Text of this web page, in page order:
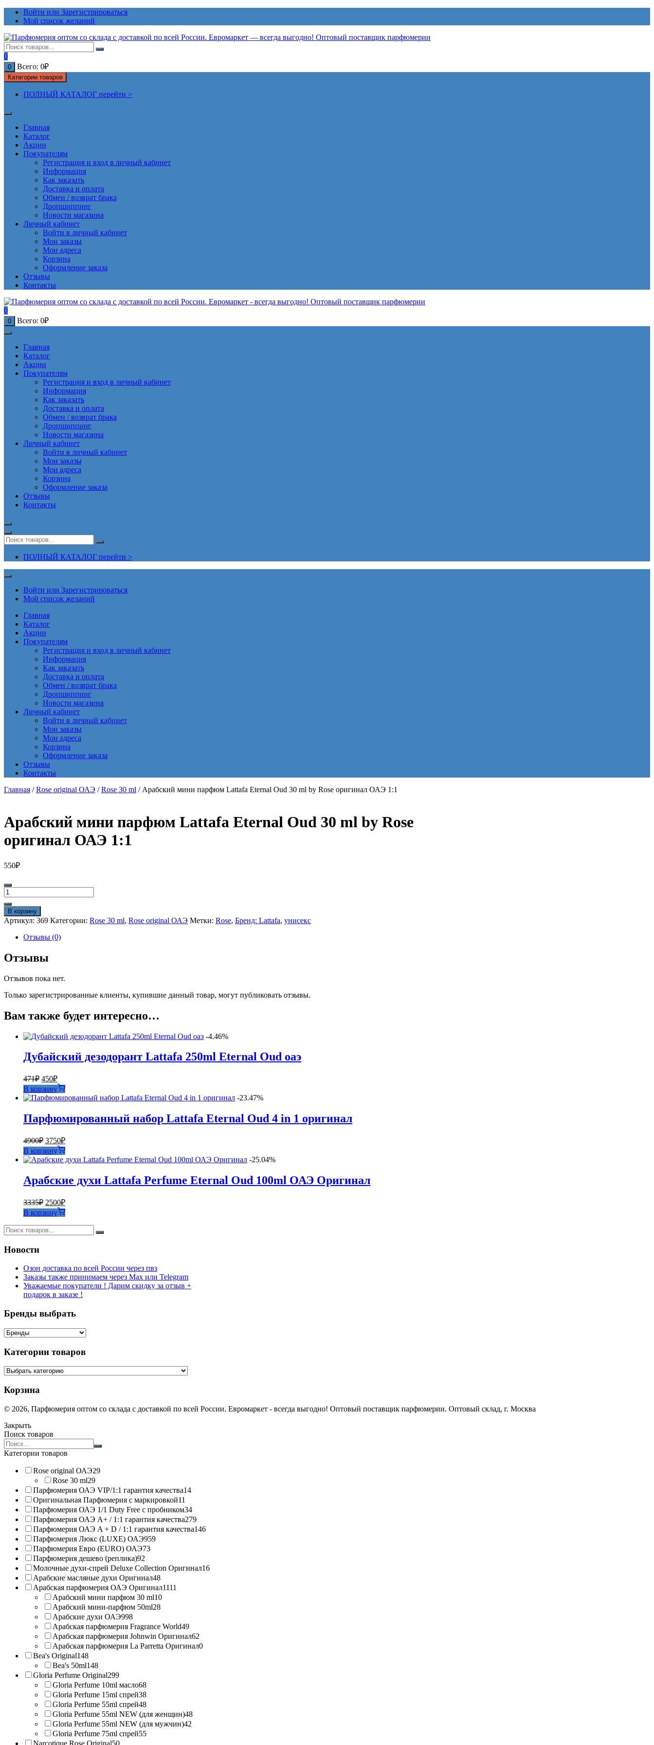
ПерейтиВойти или Зарегистрироваться
Мой список желаний
0
0 Всего: 0₽
Категории товаров
ПОЛНЫЙ КАТАЛОГ перейти >
Главная
Каталог
Акции
Покупателям
Регистрация и вход в личный кабинет
Информация
Как заказать
Доставка и оплата
Обмен / возврат брака
Дропшиппинг
Новости магазина
Личный кабинет
Войти в личный кабинет
Мои заказы
Мои адреса
Корзина
Оформление заказа
Отзывы
Контакты
0
0 Всего: 0₽
Главная
Каталог
Акции
Покупателям
Регистрация и вход в личный кабинет
Информация
Как заказать
Доставка и оплата
Обмен / возврат брака
Дропшиппинг
Новости магазина
Личный кабинет
Войти в личный кабинет
Мои заказы
Мои адреса
Корзина
Оформление заказа
Отзывы
Контакты
ПОЛНЫЙ КАТАЛОГ перейти >
Войти или Зарегистрироваться
Мой список желаний
Главная
Каталог
Акции
Покупателям
Регистрация и вход в личный кабинет
Информация
Как заказать
Доставка и оплата
Обмен / возврат брака
Дропшиппинг
Новости магазина
Личный кабинет
Войти в личный кабинет
Мои заказы
Мои адреса
Корзина
Оформление заказа
Отзывы
Контакты
Главная /Rose original ОАЭ /Rose 30 ml / Арабский мини парфюм Lattafa Eternal Oud 30 ml by Rose оригинал ОАЭ 1:1
Арабский мини парфюм Lattafa Eternal Oud 30 ml by Rose
оригинал ОАЭ 1:1
550₽
Количество
товара
Арабский
мини
парфюм
Lattafa
Eternal
Oud
30
by
оригинал
1:1
В корзину
Артикул: 369 Категории: Rose 30 ml, Rose original ОАЭ Метки: Rose, Бренд: Lattafa, унисекс
Отзывы (0)
Отзывы
Отзывов пока нет.
Только зарегистрированные клиенты, купившие данный товар, могут публиковать отзывы.
Вам также будет интересно…
-4.46%
Дубайский дезодорант Lattafa 250ml Eternal Oud оаэ
471₽ Первоначальная
цена
составляла
471₽.
450₽Текущая
цена:
450₽.
В корзину
-23.47%
Парфюмированный набор Lattafa Eternal Oud 4 in 1 оригинал
4900₽ Первоначальная
цена
составляла
4900₽.
3750₽Текущая
цена:
3750₽.
В корзину
-25.04%
Арабские духи Lattafa Perfume Eternal Oud 100ml ОАЭ Оригинал
3335₽ Первоначальная
цена
составляла
3335₽.
2500₽Текущая
цена:
2500₽.
В корзину
Новости
Озон доставка по всей России через пвз
Заказы также принимаем через Max или Telegram
Уважаемые покупатели ! Дарим скидку за отзыв +
подарок в заказе !
Бренды выбрать
Категории товаров
Корзина
© 2026, Парфюмерия оптом со склада с доставкой по всей России. Евромаркет - всегда выгодно! Оптовый поставщик парфюмерии. Оптовый склад, г. Москва
Закрыть
Поиск товаров
Search
products:
Категории товаров
Rose original ОАЭ29
Rose 30 ml29
Парфюмерия ОАЭ VIP/1:1 гарантия качества14
Оригинальная Парфюмерия с маркировкой11
Парфюмерия ОАЭ 1/1 Duty Free с пробником34
Парфюмерия ОАЭ A+ / 1:1 гарантия качества279
Парфюмерия ОАЭ A + D / 1:1 гарантия качества146
Парфюмерия Люкс (LUXE) ОАЭ959
Парфюмерия Евро (EURO) ОАЭ73
Парфюмерия дешево (реплика)92
Молочные духи-спрей Deluxe Collection Оригинал16
Арабские масляные духи Оригинал48
Арабская парфюмерия ОАЭ Оригинал1111
Арабский мини парфюм 30 ml10
Арабский мини-парфюм 50ml28
Арабские духи ОАЭ998
Арабская парфюмерия Fragrance World49
Арабская парфюмерия Johnwin Оригинал62
Арабская парфюмерия La Parretta Оригинал0
Bea's Original148
Bea's 50ml148
Gloria Perfume Original299
Gloria Perfume 10ml масло68
Gloria Perfume 15ml спрей38
Gloria Perfume 55ml спрей48
Gloria Perfume 55ml NEW (для женщин)48
Gloria Perfume 55ml NEW (для мужчин)42
Gloria Perfume 75ml спрей55
Narcotique Rose Original50